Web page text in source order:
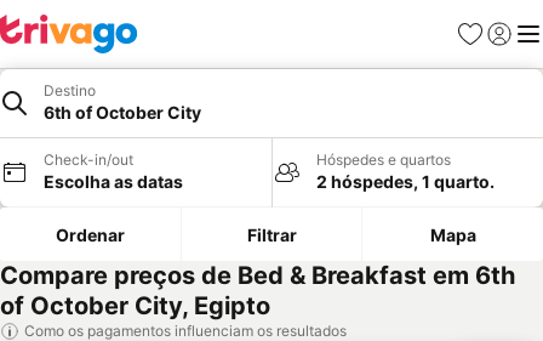
Favoritos
Iniciar
Destino
6th of October City
Check-in/out
Escolha as datas
Hóspedes e quartos
2 hóspedes, 1 quarto.
Ordenar Filtrar Mapa
Compare preços de Bed & Breakfast em 6th
of October City, Egipto
Como os pagamentos influenciam os resultados